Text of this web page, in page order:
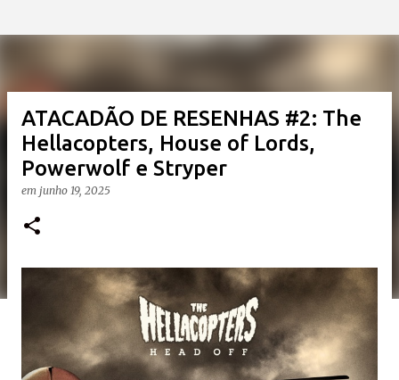
ATACADÃO DE RESENHAS #2: The
Hellacopters, House of Lords,
Powerwolf e Stryper
em junho 19, 2025